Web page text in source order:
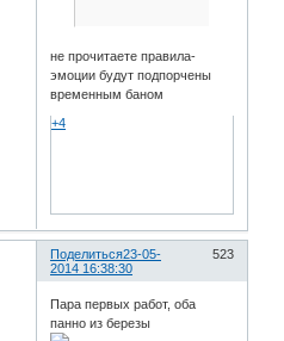
не прочитаете правила-
эмоции будут подпорчены
временным баном
+4
Поделиться 523
23-05-
2014 16:38:30
Пара первых работ, оба
панно из березы